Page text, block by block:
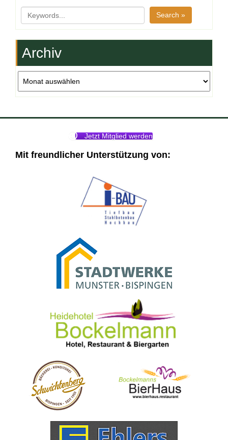
Search »
Archiv
Jetzt Mitglied werden
Mit freundlicher Unterstützung von: